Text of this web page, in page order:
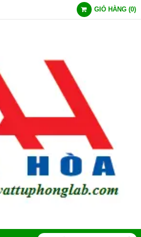
GIỎ HÀNG (0)